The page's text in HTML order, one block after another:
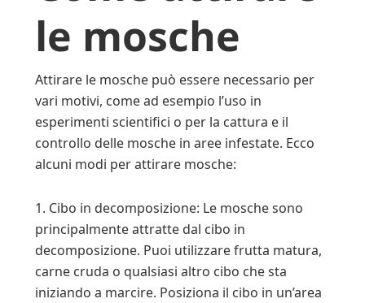
le mosche
Attirare le mosche può essere necessario per
vari motivi, come ad esempio l’uso in
esperimenti scientifici o per la cattura e il
controllo delle mosche in aree infestate. Ecco
alcuni modi per attirare mosche:
1. Cibo in decomposizione: Le mosche sono
principalmente attratte dal cibo in
decomposizione. Puoi utilizzare frutta matura,
carne cruda o qualsiasi altro cibo che sta
iniziando a marcire. Posiziona il cibo in un’area